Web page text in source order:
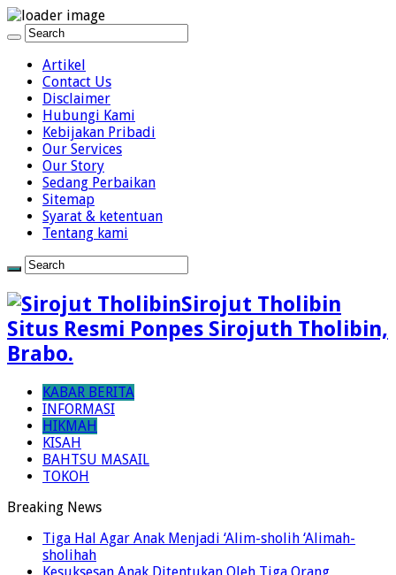
Close
Tutup
Artikel
Contact Us
Disclaimer
Hubungi Kami
Kebijakan Pribadi
Our Services
Our Story
Sedang Perbaikan
Sitemap
Syarat & ketentuan
Sirojut Tholibin
Situs Resmi Ponpes Sirojuth Tholibin,
Brabo.
KABAR BERITA
INFORMASI
HIKMAH
KISAH
BAHTSU MASAIL
Tiga Hal Agar Anak Menjadi ‘Alim-sholih ‘Alimah-